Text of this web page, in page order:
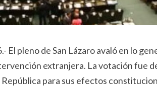
El pleno de San Lázaro avaló en lo
extranjera. La votación fue
para sus efectos